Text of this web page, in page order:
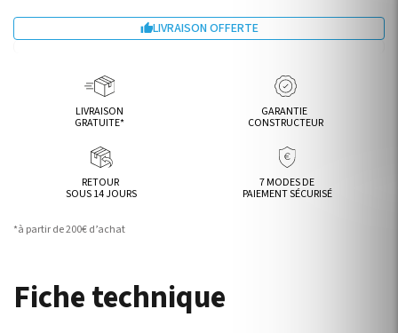
LIVRAISON OFFERTE
LIVRAISON
GRATUITE*
GARANTIE
CONSTRUCTEUR
RETOUR
SOUS 14 JOURS
7 MODES DE
PAIEMENT SÉCURISÉ
*à partir de 200€ d’achat
Fiche technique